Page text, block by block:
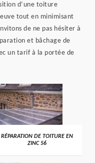
d’une toiture
tout en minimisant
de ne pas hésiter à
et bâchage de
un tarif à la portée de
>
RÉPARATION DE TOITURE EN
ZINC 56